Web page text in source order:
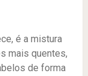
é a mistura
mais quentes,
de forma